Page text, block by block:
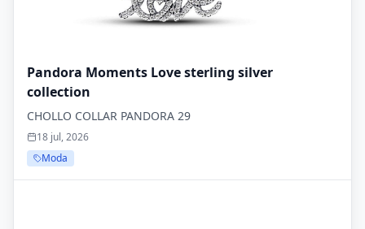
Pandora Moments Love sterling silver
collection
CHOLLO COLLAR PANDORA 29
18 jul, 2026
Moda